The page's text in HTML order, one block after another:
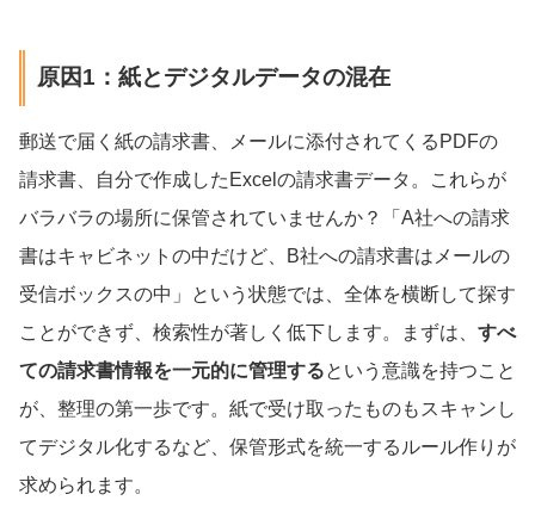
原因1：紙とデジタルデータの混在
郵送で届く紙の請求書、メールに添付されてくるPDFの
請求書、自分で作成したExcelの請求書データ。これらが
バラバラの場所に保管されていませんか？「A社への請求
書はキャビネットの中だけど、B社への請求書はメールの
受信ボックスの中」という状態では、全体を横断して探す
ことができず、検索性が著しく低下します。まずは、 すべ
ての請求書情報を一元的に管理するという意識を持つこと
が、整理の第一歩です。紙で受け取ったものもスキャンし
てデジタル化するなど、保管形式を統一するルール作りが
求められます。